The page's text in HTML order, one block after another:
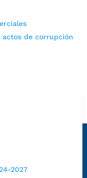
de corrupción
2027
2022
y solicitar un
de